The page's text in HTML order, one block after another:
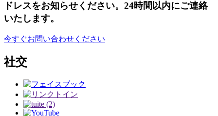
ドレスをお知らせください。24時間以内にご連絡
いたします。
今すぐお問い合わせください
社交